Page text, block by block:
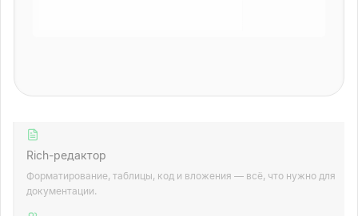
Rich-редактор
Форматирование, таблицы, код и вложения — всё, что нужно для
документации.